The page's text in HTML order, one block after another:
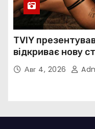
TVIY
відкриває нову
попуАвг 4, 2026